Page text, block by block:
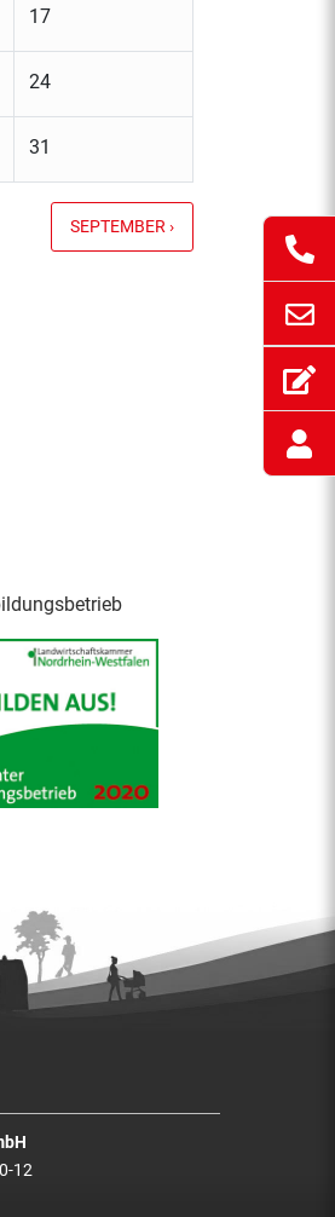
17
24
31
SEPTEMBER ›
12